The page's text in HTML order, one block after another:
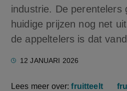
industrie. De perentelers
huidige prijzen nog net
de appeltelers is dat
12 JANUARI 2026
Lees meer over:fruitteelt